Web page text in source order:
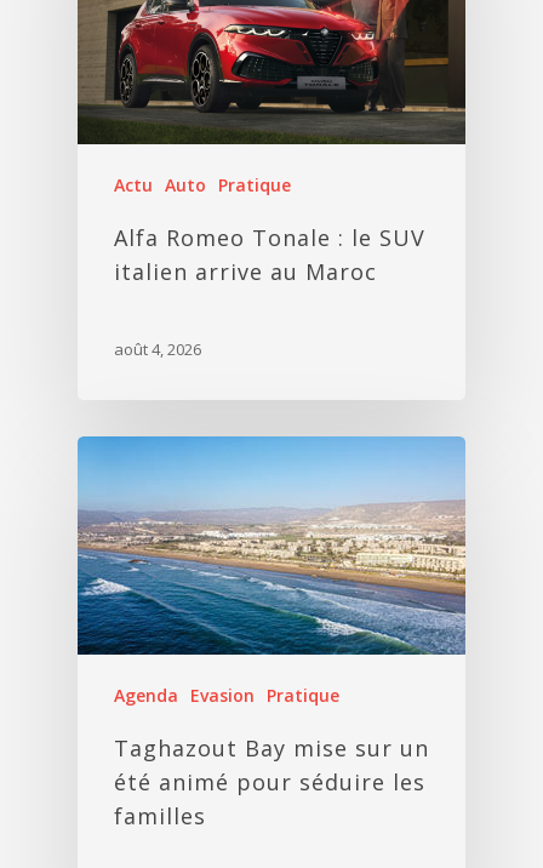
Actu Auto Pratique
Alfa Romeo Tonale : le SUV
italien arrive au Maroc
août 4, 2026
Agenda Evasion Pratique
Taghazout Bay mise sur un
été animé pour séduire les
familles